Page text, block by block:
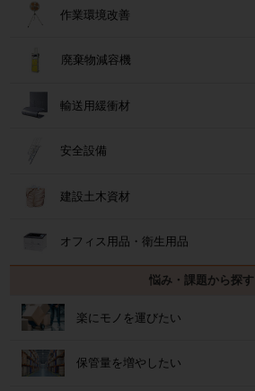
作業環境改善
廃棄物減容機
輸送用緩衝材
安全設備
建設土木資材
オフィス用品・衛生用品
悩み・課題から探す
楽にモノを運びたい
保管量を増やしたい